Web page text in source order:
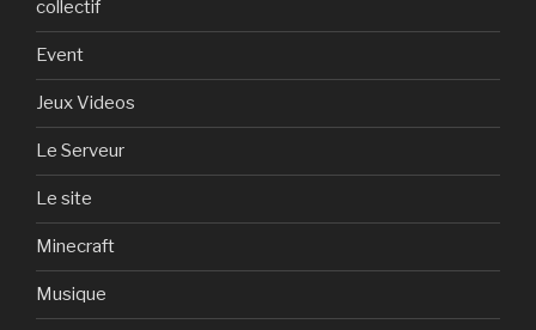
collectif
Event
Jeux Videos
Le Serveur
Le site
Minecraft
Musique